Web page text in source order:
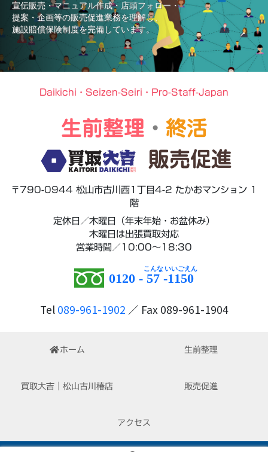
宣伝販売・マニュアル作成・店頭フォロー・
提案・企画等の販売促進業務を理解し、
施設賠償保険制度を完備しています。
Daikichi・Seizen-Seiri・Pro-Staff-Japan
生前整理 ・ 終活
販売促進
〒790-0944 松山市古川西1丁目4-2 たかおマンション 1
階
定休日／木曜日（年末年始・お盆休み）
木曜日は出張買取対応
営業時間／10:00～18:30
0120 - 57 -1150
Tel 089-961-1902 ／ Fax 089-961-1904
ホーム 生前整理
買取大吉｜松山古川椿店 販売促進
アクセス